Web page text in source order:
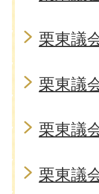
栗東議
栗東議
栗東議
栗東議